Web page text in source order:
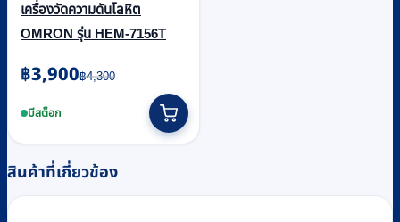
เครื่องวัดความดันโลหิต
OMRON รุ่น HEM-7156T
฿4,300
Original
price
was:
฿3,900
Current
price
is:มีสต็อก
สินค้าที่เกี่ยวข้อง